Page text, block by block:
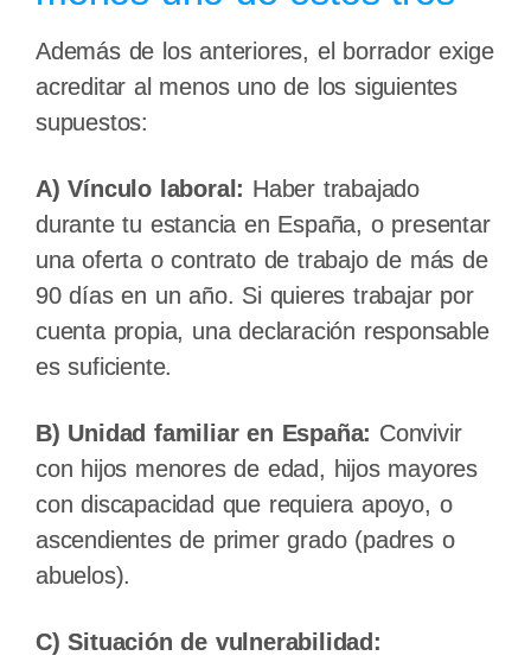
Además de los anteriores, el borrador exige
acreditar al menos uno de los siguientes
supuestos:
A) Vínculo laboral: Haber trabajado
durante tu estancia en España, o presentar
una oferta o contrato de trabajo de más de
90 días en un año. Si quieres trabajar por
cuenta propia, una declaración responsable
es suficiente.
B) Unidad familiar en España: Convivir
con hijos menores de edad, hijos mayores
con discapacidad que requiera apoyo, o
ascendientes de primer grado (padres o
abuelos).
C) Situación de vulnerabilidad: